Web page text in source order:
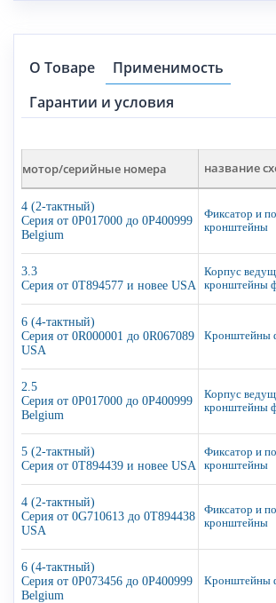
О Товаре
Применимость
Гарантии и условия
мотор/серийные номера название
4 (2-тактный)
Серия от 0P017000 до 0P400999
Belgium
Фиксатор и
кронштейны
3.3
Серия от 0T894577 и новее USA
Корпус
кронштейны
6 (4-тактный)
Серия от 0R000001 до 0R067089
USA
Кронштейны
2.5
Серия от 0P017000 до 0P400999
Belgium
Корпус
кронштейны
5 (2-тактный)
Серия от 0T894439 и новее USA
Фиксатор и
кронштейны
4 (2-тактный)
Серия от 0G710613 до 0T894438
USA
Фиксатор и
кронштейны
6 (4-тактный)
Серия от 0P073456 до 0P400999
Belgium
Кронштейны